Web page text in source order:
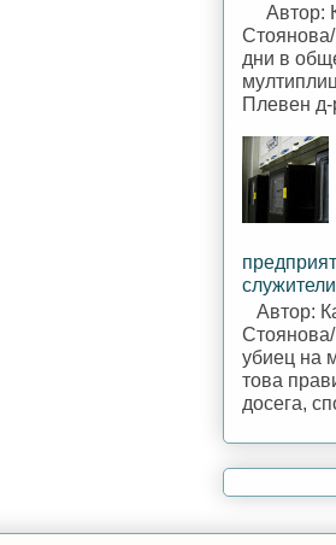
Автор:
дни в
Плевен д-
Автор:
убиец на
това
досега,